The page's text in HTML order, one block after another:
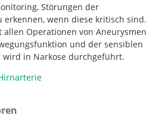
Störungen der
wenn diese kritisch sind.
Operationen von Aneurysmen
und der sensiblen
wird in Narkose durchgeführt.